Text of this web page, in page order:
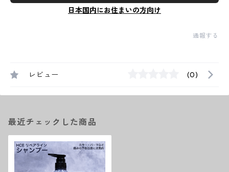
日本国内にお住まいの方向け
通報する
レビュー (0)
最近チェックした商品